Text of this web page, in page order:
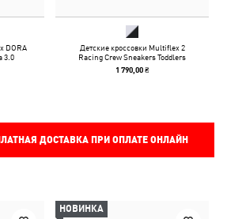
DORA
3.0
Детские кроссовки Multiflex 2
Racing Crew Sneakers Toddlers
1 790,00 ₴
ДОСТАВКА ПРИ ОПЛАТЕ ОНЛАЙН
НОВИНКА